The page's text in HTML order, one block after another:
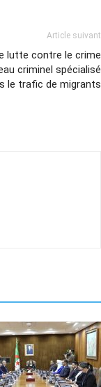
Article suivant
lutte contre le crime
criminel spécialisé
le trafic de migrants